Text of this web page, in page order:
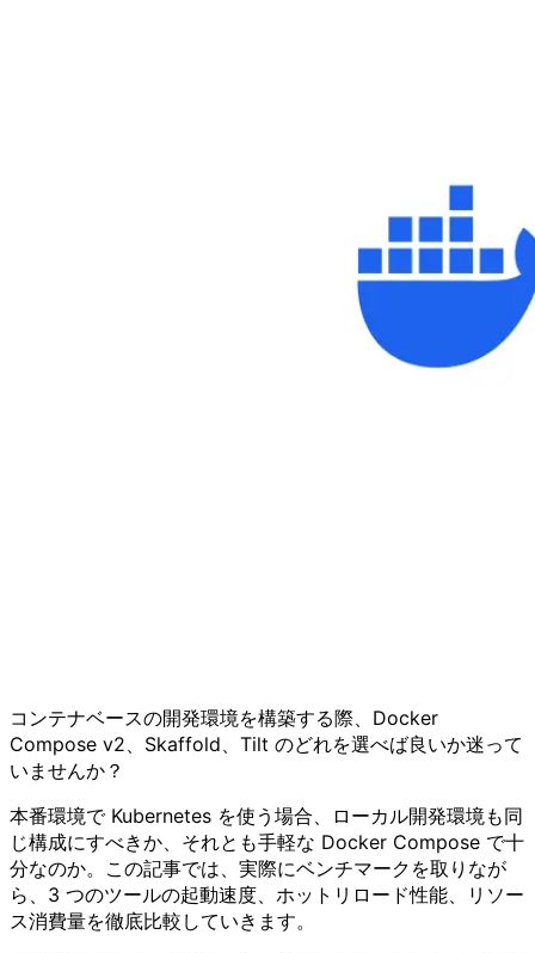
コンテナベースの開発環境を構築する際、Docker
Compose v2、Skaffold、Tilt のどれを選べば良いか迷って
いませんか？
本番環境で Kubernetes を使う場合、ローカル開発環境も同
じ構成にすべきか、それとも手軽な Docker Compose で十
分なのか。この記事では、実際にベンチマークを取りなが
ら、3 つのツールの起動速度、ホットリロード性能、リソー
ス消費量を徹底比較していきます。